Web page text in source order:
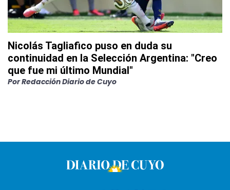
Nicolás Tagliafico puso en duda su
continuidad en la Selección Argentina: "Creo
que fue mi último Mundial"
PorRedacción Diario de Cuyo